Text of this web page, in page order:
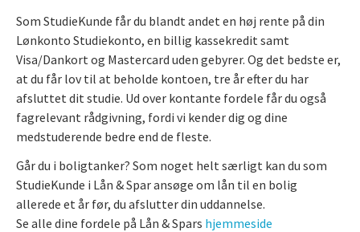
Som StudieKunde får du blandt andet en høj rente på din
Lønkonto Studiekonto, en billig kassekredit samt
Visa/Dankort og Mastercard uden gebyrer. Og det bedste er,
at du får lov til at beholde kontoen, tre år efter du har
afsluttet dit studie. Ud over kontante fordele får du også
fagrelevant rådgivning, fordi vi kender dig og dine
medstuderende bedre end de fleste.
Går du i boligtanker? Som noget helt særligt kan du som
StudieKunde i Lån & Spar ansøge om lån til en bolig
allerede et år før, du afslutter din uddannelse.
Se alle dine fordele på Lån & Spars hjemmeside